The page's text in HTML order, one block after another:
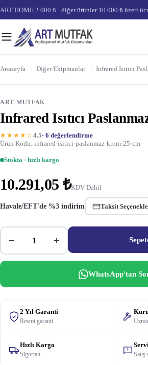
ART HOME 2.000 ₺ · diğer ürünler 10.000 ₺ üzeri
Anasayfa › Diğer Ekipmanlar › Infrared Isıtıcı
ART MUTFAK
Infrared Isıtıcı
★★★★☆4.5· 6 değerlendirme
Ürün Kodu: infrared-isitici-paslanmaz-krom-25-cm
Stokta · hızlı kargo
10.291,05 ₺KDV Dahil
Havale/EFT'de %3 indirim Taksit
− +
WhatsApp'tan
2 Yıl Garanti
Resmi garanti
Hızlı Kargo
Sigortalı Satış